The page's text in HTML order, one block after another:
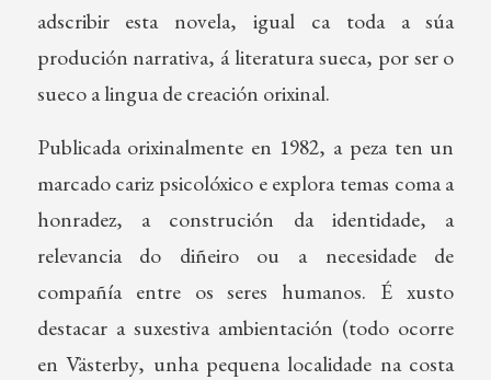
adscribir esta novela, igual ca toda a súa
produción narrativa, á literatura sueca, por ser o
sueco a lingua de creación orixinal.
Publicada orixinalmente en 1982, a peza ten un
marcado cariz psicolóxico e explora temas coma a
honradez, a construción da identidade, a
relevancia do diñeiro ou a necesidade de
compañía entre os seres humanos. É xusto
destacar a suxestiva ambientación (todo ocorre
en Västerby, unha pequena localidade na costa